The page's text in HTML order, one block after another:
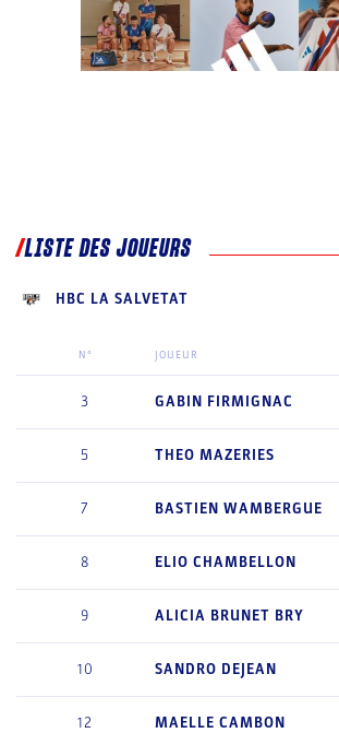
LISTE DES JOUEURS
HBC LA SALVETAT
N° JOUEUR
3 GABIN FIRMIGNAC
5 THEO MAZERIES
7 BASTIEN WAMBERGUE
8 ELIO CHAMBELLON
9 ALICIA BRUNET BRY
10 SANDRO DEJEAN
12 MAELLE CAMBON